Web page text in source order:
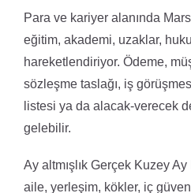
Para ve kariyer alanında
eğitim, akademi, uzaklar,
hareketlendiriyor. Ödeme,
sözleşme taslağı, iş
listesi ya da alacak-verecek
gelebilir.
Ay altmışlık Gerçek Kuzey
aile, yerleşim, kökler, iç